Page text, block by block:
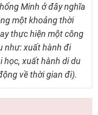
Minh ở đây nghĩa
một khoảng thời
thực hiện một công
như: xuất hành đi
học, xuất hành di du
về thời gian đi).